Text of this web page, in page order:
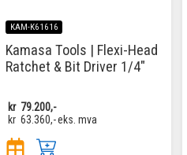
KAM-K61616
Kamasa Tools | Flexi-Head
Ratchet & Bit Driver 1/4"
kr 79.200,-
kr 63.360,-eks. mva